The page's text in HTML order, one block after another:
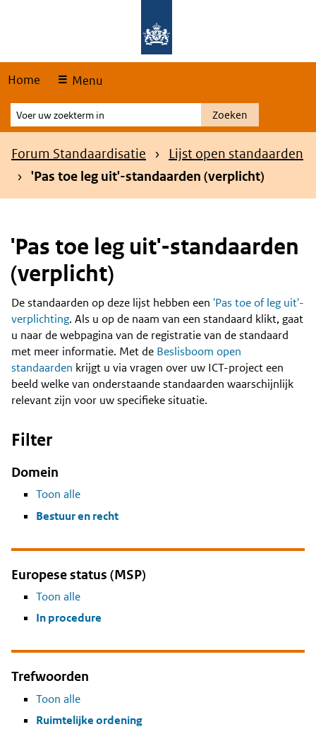
Home Menu
Voer
uw
zoekterm
Zoeken
Kruimelpad
Forum Standaardisatie
Lijst open standaarden
'Pas toe leg uit'-standaarden (verplicht)
'Pas toe leg uit'-standaarden
(verplicht)
Content
De standaarden op deze lijst hebben een 'Pas toe of leg uit'-
verplichting. Als u op de naam van een standaard klikt, gaat
u naar de webpagina van de registratie van de standaard
met meer informatie. Met de Beslisboom open
standaarden krijgt u via vragen over uw ICT-project een
beeld welke van onderstaande standaarden waarschijnlijk
relevant zijn voor uw specifieke situatie.
Filter
Domein
Toon alle
Bestuur en recht
Europese status (MSP)
Toon alle
In procedure
Trefwoorden
Toon alle
Ruimtelijke ordening